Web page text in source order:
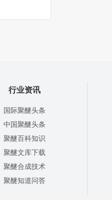
行业资讯
国际聚醚头条
中国聚醚头条
聚醚百科知识
聚醚文库下载
聚醚合成技术
聚醚知道问答